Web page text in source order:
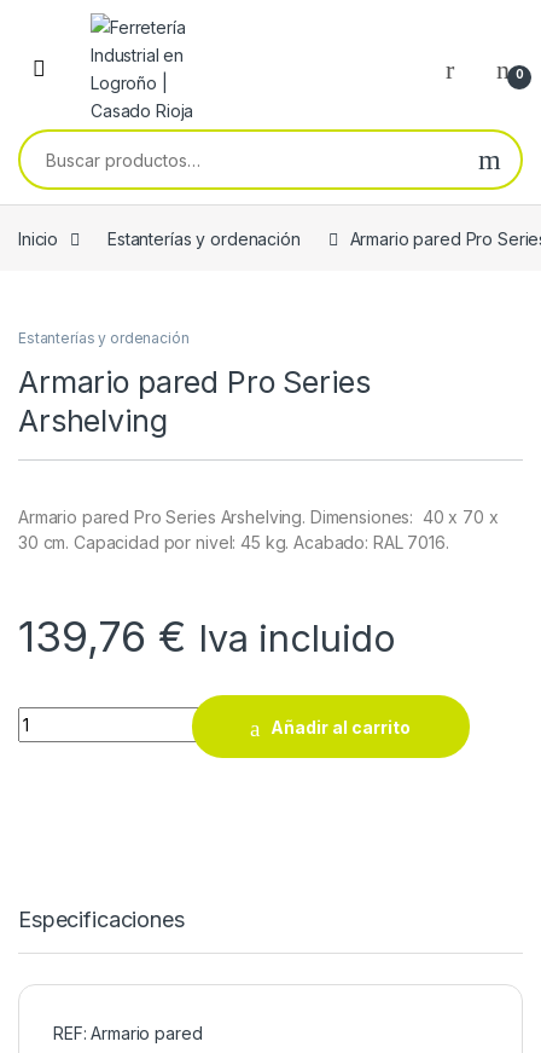
Skip to navigation
Skip to content
0
Buscar por:
Inicio Estanterías y ordenación Armario pared Pro
Estanterías y ordenación
Armario pared Pro Series
Arshelving
Armario pared Pro Series Arshelving. Dimensiones: 40 x 70 x
30 cm. Capacidad por nivel: 45 kg. Acabado: RAL 7016.
139,76 € Iva incluido
Armario pared Pro Series Arshelving quantity
Añadir al carrito
Especificaciones
REF: Armario pared